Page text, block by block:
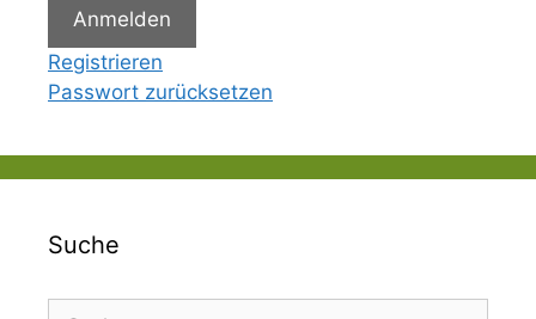
Anmelden
Registrieren
Passwort zurücksetzen
Suche